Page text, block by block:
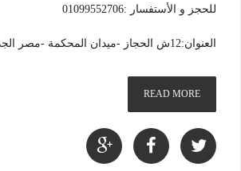
للحجز و الأستفسار :01099552706
العنوان:12ش الحجاز -ميدان المحكمة -مصر الجديدة
READ MORE